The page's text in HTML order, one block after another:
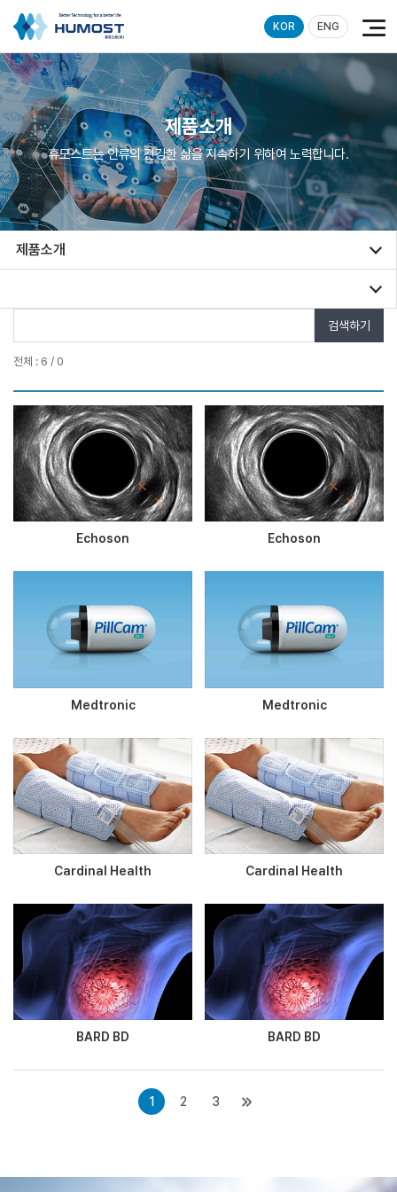
KOR ENG
제품소개
휴모스트는 인류의 건강한 삶을 지속하기 위하여 노력합니다.
제품소개
전체 : 6 / 0
검색하기
Echoson Echoson
Medtronic Medtronic
Cardinal Health Cardinal Health
BARD BD BARD BD
1 2 3